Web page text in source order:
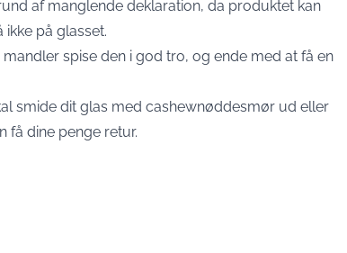
af manglende deklaration, da produktet kan
på glasset.
spise den i god tro, og ende med at få en
smide dit glas med cashewnøddesmør ud eller
få dine penge retur.